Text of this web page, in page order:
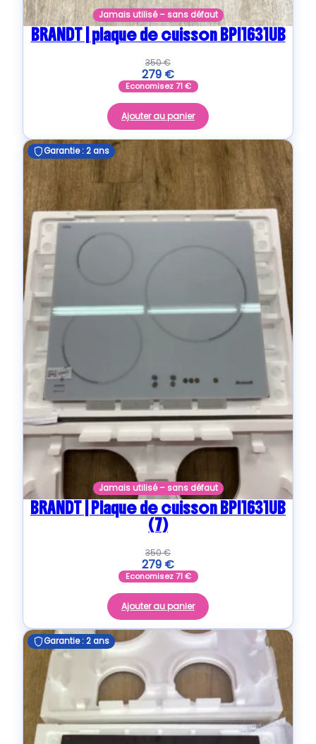
Jamais utilisé – sans défaut
BRANDT | plaque de cuisson BPI1631UB
350€
279 €
Economisez71€
Ajouter au panier
Garantie : 2 ans
Jamais utilisé – sans défaut
BRANDT | Plaque de cuisson BPI1631UB
(7)
350€
279 €
Economisez71€
Ajouter au panier
Garantie : 2 ans